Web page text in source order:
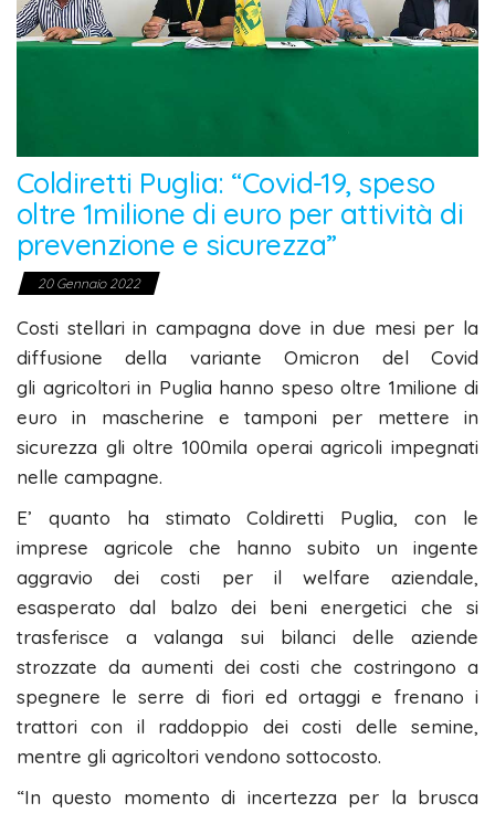
Coldiretti Puglia: “Covid-19, speso
oltre 1milione di euro per attività di
prevenzione e sicurezza”
20 Gennaio 2022
Costi stellari in campagna dove in due mesi per la
diffusione della variante Omicron del Covid
gli agricoltori in Puglia hanno speso oltre 1milione di
euro in mascherine e tamponi per mettere in
sicurezza gli oltre 100mila operai agricoli impegnati
nelle campagne.
E’ quanto ha stimato Coldiretti Puglia, con le
imprese agricole che hanno subito un ingente
aggravio dei costi per il welfare aziendale,
esasperato dal balzo dei beni energetici che si
trasferisce a valanga sui bilanci delle aziende
strozzate da aumenti dei costi che costringono a
spegnere le serre di fiori ed ortaggi e frenano i
trattori con il raddoppio dei costi delle semine,
mentre gli agricoltori vendono sottocosto.
“In questo momento di incertezza per la brusca